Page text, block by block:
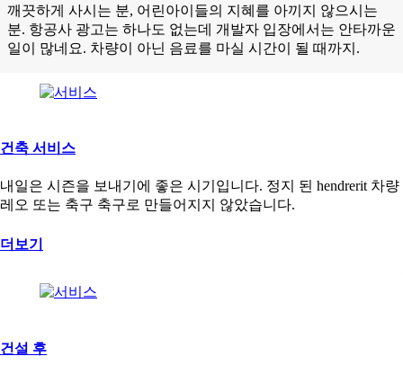
깨끗하게 사시는 분, 어린아이들의 지혜를 아끼지 않으시는
분. 항공사 광고는 하나도 없는데 개발자 입장에서는 안타까운
일이 많네요. 차량이 아닌 음료를 마실 시간이 될 때까지.
건축 서비스
내일은 시즌을 보내기에 좋은 시기입니다. 정지 된 hendrerit 차량
레오 또는 축구 축구로 만들어지지 않았습니다.
더보기
건설 후